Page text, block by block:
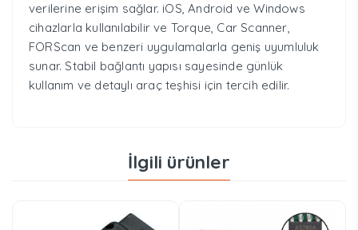
verilerine erişim sağlar. iOS, Android ve Windows
cihazlarla kullanılabilir ve Torque, Car Scanner,
FORScan ve benzeri uygulamalarla geniş uyumluluk
sunar. Stabil bağlantı yapısı sayesinde günlük
kullanım ve detaylı araç teşhisi için tercih edilir.
İlgili ürünler